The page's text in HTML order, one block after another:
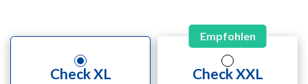
Check XL
Empfohlen
Check XXL